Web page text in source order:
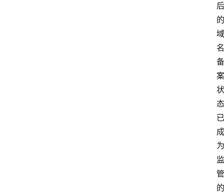
后
的
域
名
备
案
状
态
已
成
为
监
管
的